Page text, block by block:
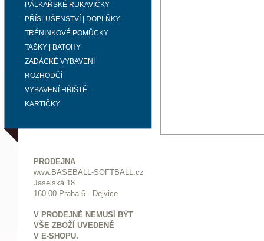
PÁLKAŘSKÉ RUKAVIČKY
PŘÍSLUŠENSTVÍ | DOPLŇKY
TRÉNINKOVÉ POMŮCKY
TAŠKY | BATOHY
ZADÁCKÉ VYBAVENÍ
ROZHODČÍ
VYBAVENÍ HŘIŠTĚ
KARTIČKY
PRODEJNA
www.BASEBALL-SOFTBALL.cz
Jaselská 18
160 00 Praha 6 - Dejvice
V PRODEJNĚ NEMUSÍ BÝT
VŠE ZBOŽÍ UVEDENÉ
V E-SHOPU.